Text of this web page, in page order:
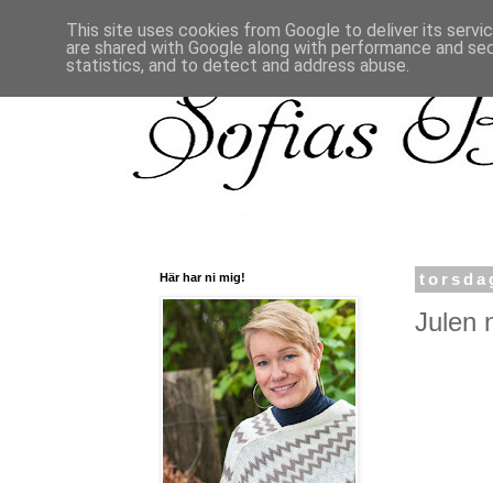
Julen
Här har ni mig!
This site uses cookies from Google to deliver its
are shared with Google along with performance and
statistics, and to detect and address abuse.